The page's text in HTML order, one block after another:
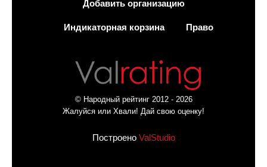
Добавить организацию
Индикаторная корзина Право
© Народный рейтинг 2012 - 2026
Жалуйся или Хвали! Дай свою оценку!
Построено ValStudio